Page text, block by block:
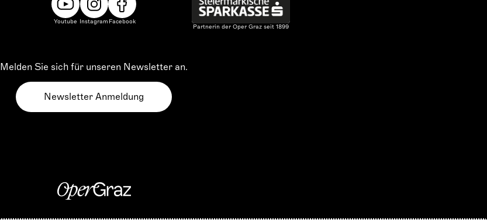
Youtube Instagram Facebook
Melden Sie sich für unseren Newsletter an.
Newsletter Anmeldung
Partnerin der Oper Graz seit 1899